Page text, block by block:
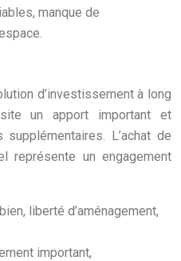
manque de
d’investissement à long
un apport important et
L’achat de
représente un engagement
liberté d’aménagement,
important,